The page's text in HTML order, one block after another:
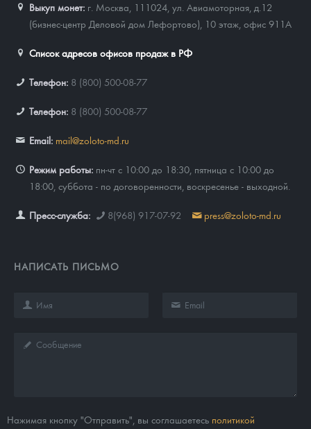
Выкуп монет: г. Москва, 111024, ул. Авиамоторная, д.12
(бизнес-центр Деловой дом Лефортово), 10 этаж, офис 911А
Список адресов офисов продаж в РФ
Телефон: 8 (800) 500-08-77
Телефон: 8 (800) 500-08-77
Email: mail@zoloto-md.ru
Режим работы: пн-чт с 10:00 до 18:30, пятница с 10:00 до
18:00, суббота - по договоренности, воскресенье - выходной.
Пресс-служба: 8(968) 917-07-92 press@zoloto-md.ru
НАПИСАТЬ ПИСЬМО
Нажимая кнопку "Отправить", вы соглашаетесь политикой